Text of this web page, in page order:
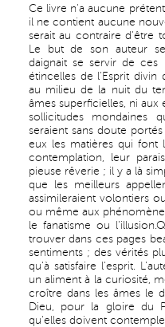
Ce livre n'a aucune
il ne contient aucune
serait au contraire d'être
Le but de son auteur
daignait se servir de ces
étincelles de l'Esprit divin
au milieu de la nuit du
âmes superficielles, ni aux
sollicitudes mondaines
seraient sans doute
eux les matières qui font
contemplation, leur
pieuse rêverie ; il y a là
que les meilleurs
assimileraient volontiers
ou même aux
le fanatisme ou
trouver dans ces pages
sentiments ; des vérités
qu'à satisfaire l'esprit.
un aliment à la curiosité,
croître dans les âmes le
Dieu, pour la gloire du
qu'elles doivent